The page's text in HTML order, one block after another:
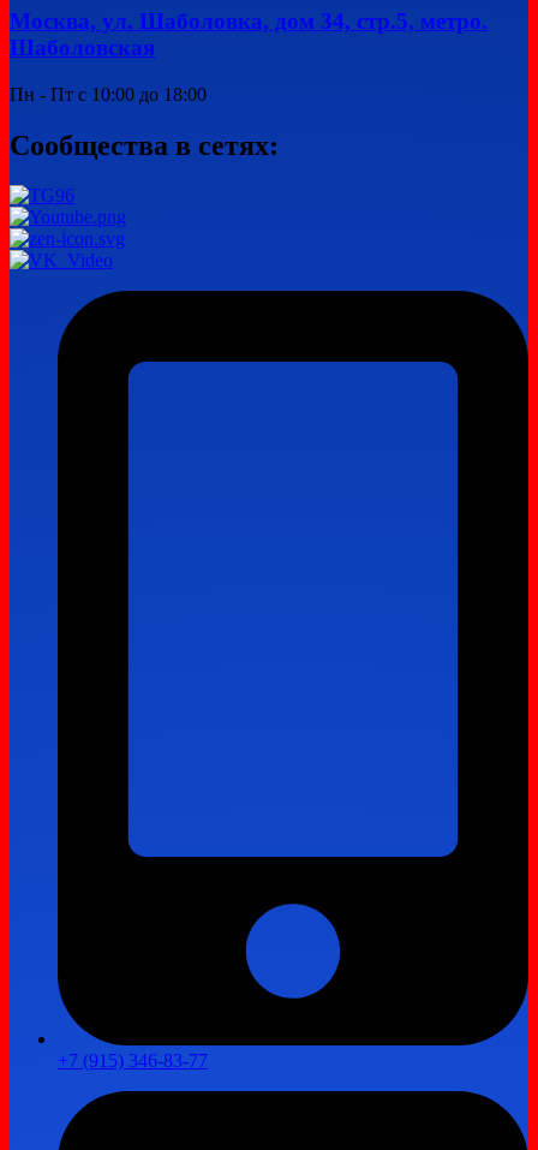
Москва, ул. Шаболовка, дом 34, стр.5, метро.
Шаболовская
Пн - Пт с 10:00 до 18:00
Сообщества в сетях:
+7 (915) 346-83-77